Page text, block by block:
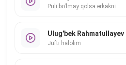
Puli bo'lmay qolsa erkakni
Ulug'bek Rahmatullayev
Jufti halolim